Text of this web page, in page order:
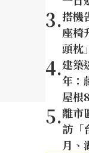
3.搭機
座椅
頭枕
4.建築
年：
屋根
5.離市
訪「
月、